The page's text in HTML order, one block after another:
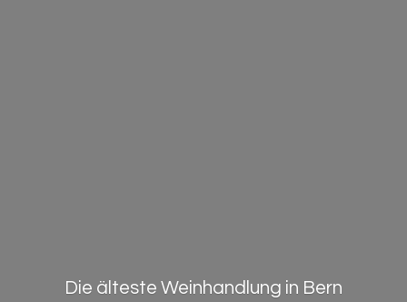
Die älteste Weinhandlung in Bern